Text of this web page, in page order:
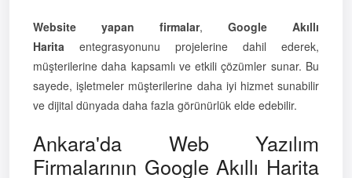
Website yapan firmalar, Google Akıllı
Harita entegrasyonunu projelerine dahil ederek,
müşterilerine daha kapsamlı ve etkili çözümler sunar. Bu
sayede, işletmeler müşterilerine daha iyi hizmet sunabilir
ve dijital dünyada daha fazla görünürlük elde edebilir.
Ankara'da Web Yazılım
Firmalarının Google Akıllı Harita